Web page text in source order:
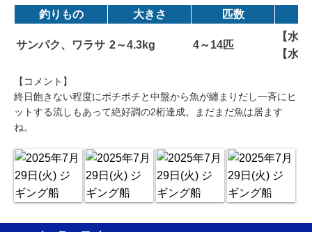
釣りもの 大きさ 匹数
サンパク、ワラサ 2～4.3kg 4～14匹
【水
【水
【コメント】
終日飽きない程度にポチポチと中盤から魚が纏まりだし一斉にヒ
ットする流しもあって絶好調の2桁達成。まだまだ魚は居ます
ね。